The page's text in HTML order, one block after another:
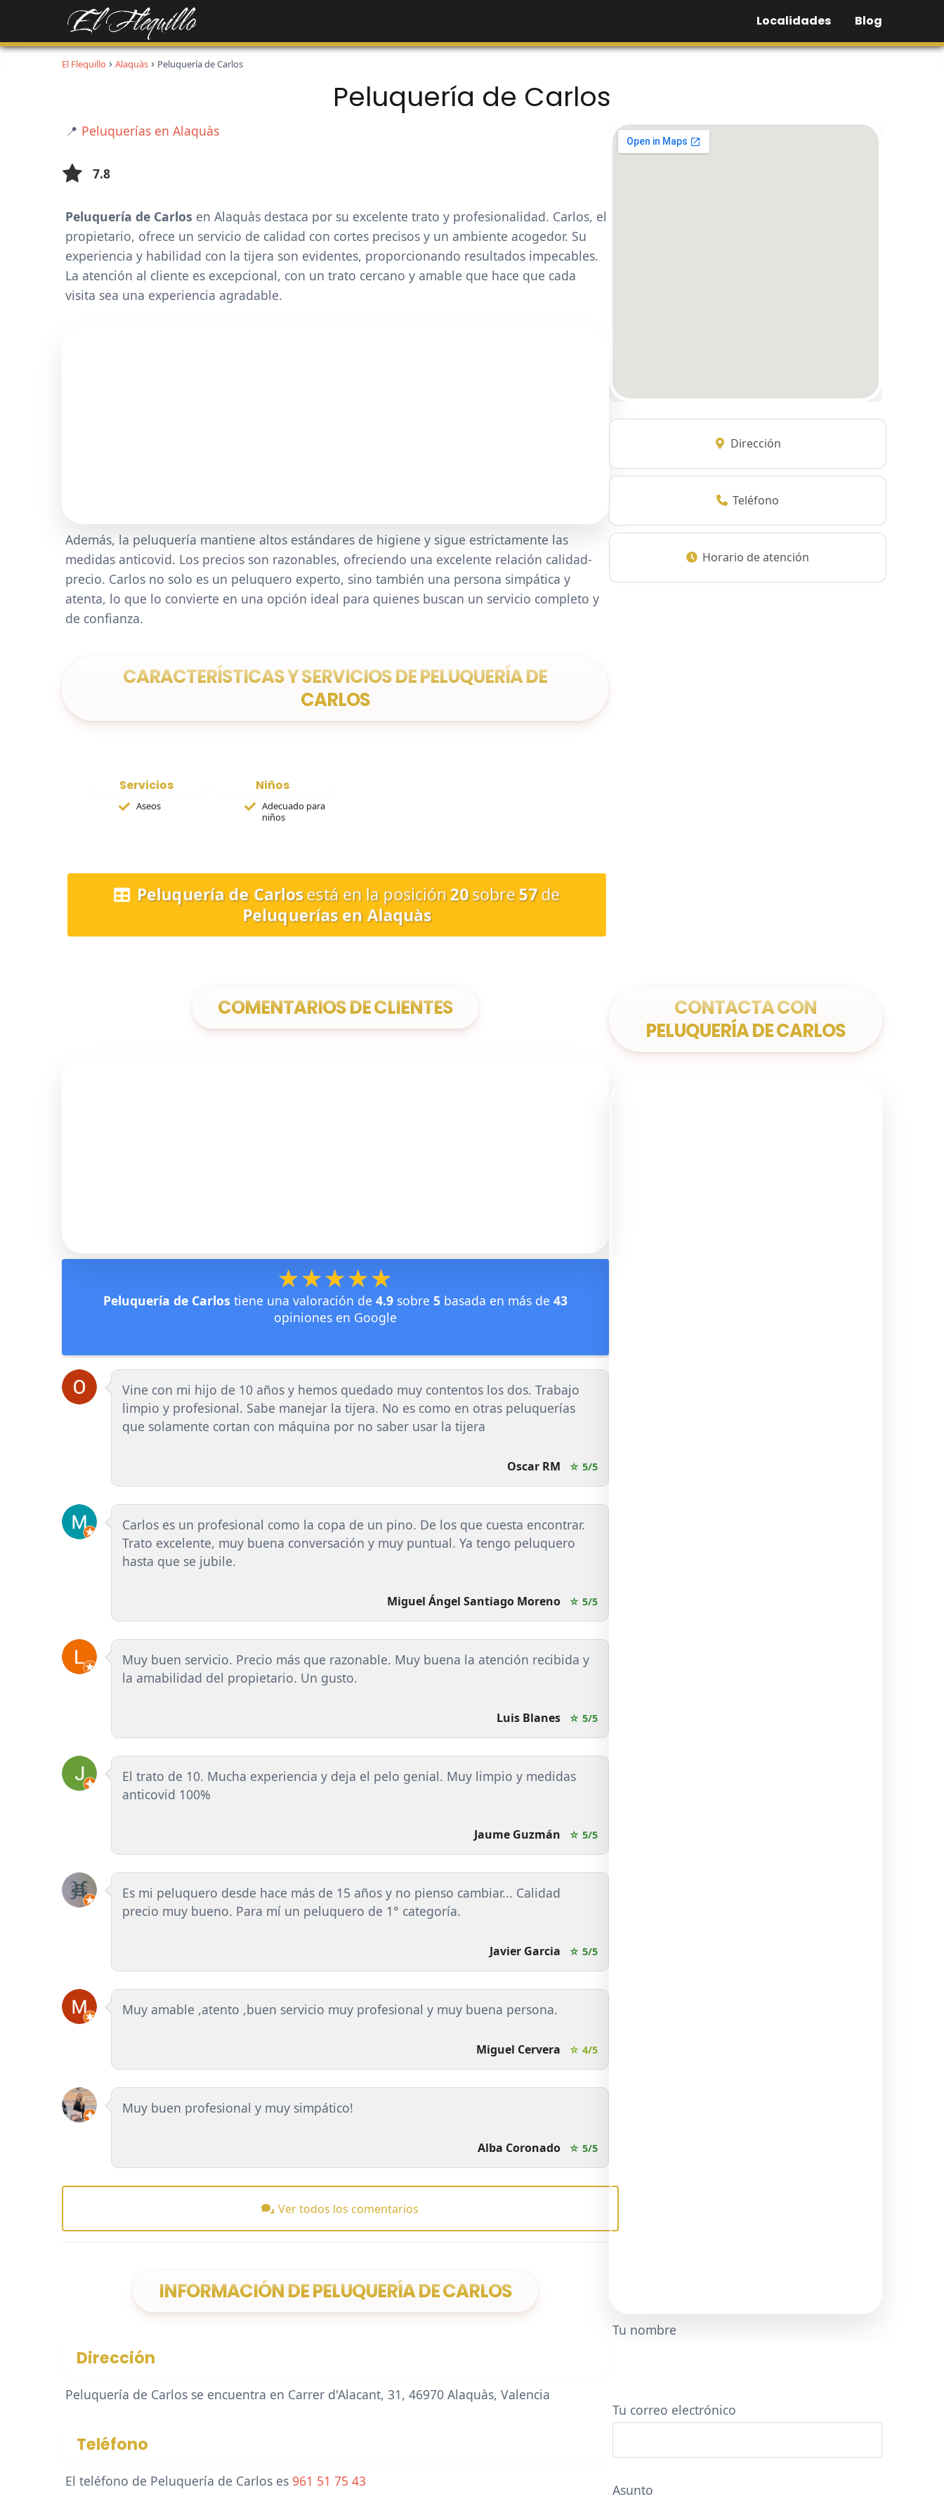
Localidades Blog
El Flequillo Alaquàs Peluquería de Carlos
Peluquería de Carlos
📍 Peluquerías en Alaquàs
7.8
Peluquería de Carlos en Alaquàs destaca por su excelente trato y profesionalidad. Carlos, el
propietario, ofrece un servicio de calidad con cortes precisos y un ambiente acogedor. Su
experiencia y habilidad con la tijera son evidentes, proporcionando resultados impecables.
La atención al cliente es excepcional, con un trato cercano y amable que hace que cada
visita sea una experiencia agradable.
Además, la peluquería mantiene altos estándares de higiene y sigue estrictamente las
medidas anticovid. Los precios son razonables, ofreciendo una excelente relación calidad-
precio. Carlos no solo es un peluquero experto, sino también una persona simpática y
atenta, lo que lo convierte en una opción ideal para quienes buscan un servicio completo y
de confianza.
CARACTERÍSTICAS Y SERVICIOS DE PELUQUERÍA DE
CARLOS
Servicios
Aseos
Niños
Adecuado para
niños
Peluquería de Carlosestá en la posición20sobre57de
Peluquerías en Alaquàs
Dirección
Teléfono
Horario de atención
COMENTARIOS DE CLIENTES
★★★★★
★★★★★
Peluquería de Carlos tiene una valoración de 4.9sobre 5basada en más de 43
opiniones en Google
Vine con mi hijo de 10 años y hemos quedado muy contentos los dos. Trabajo
limpio y profesional. Sabe manejar la tijera. No es como en otras peluquerías
que solamente cortan con máquina por no saber usar la tijera
Oscar RM ☆ 5/5
Carlos es un profesional como la copa de un pino. De los que cuesta encontrar.
Trato excelente, muy buena conversación y muy puntual. Ya tengo peluquero
hasta que se jubile.
Miguel Ángel Santiago Moreno ☆ 5/5
Muy buen servicio. Precio más que razonable. Muy buena la atención recibida y
la amabilidad del propietario. Un gusto.
Luis Blanes ☆ 5/5
El trato de 10. Mucha experiencia y deja el pelo genial. Muy limpio y medidas
anticovid 100%
Jaume Guzmán ☆ 5/5
Es mi peluquero desde hace más de 15 años y no pienso cambiar... Calidad
precio muy bueno. Para mí un peluquero de 1° categoría.
Javier Garcia ☆ 5/5
Muy amable ,atento ,buen servicio muy profesional y muy buena persona.
Miguel Cervera ☆ 4/5
Muy buen profesional y muy simpático!
Alba Coronado ☆ 5/5
Ver todos los comentarios
INFORMACIÓN DE PELUQUERÍA DE CARLOS
Dirección
Peluquería de Carlos se encuentra en Carrer d'Alacant, 31, 46970 Alaquàs, Valencia
Teléfono
El teléfono de Peluquería de Carlos es 961 51 75 43
CONTACTA CON
PELUQUERÍA DE CARLOS
Tu nombre
Tu correo electrónico
Asunto